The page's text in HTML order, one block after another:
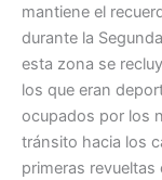
mantiene el
durante la
esta zona se
los que eran
ocupados por los
tránsito hacia los
primeras